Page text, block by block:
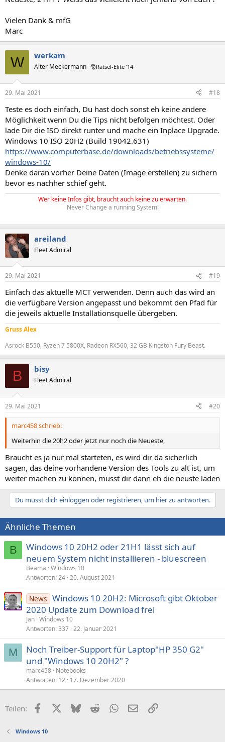
Vielen Dank & mfG
Marc
W werkam
Alter Meckermann 🎅Rätsel-Elite ’14
29. Mai 2021 #18
Teste es doch einfach, Du hast doch sonst eh keine andere
Möglichkeit wenn Du die Tips nicht befolgen möchtest. Oder
lade Dir die ISO direkt runter und mache ein Inplace Upgrade.
Windows 10 ISO 20H2 (Build 19042.631)
https://www.computerbase.de/downloads/betriebssysteme/
windows-10/
Denke daran vorher Deine Daten (Image erstellen) zu sichern
bevor es nachher schief geht.
Wer keine Infos gibt, braucht auch keine zu erwarten.
Never Change a running System!
areiland
Fleet Admiral
29. Mai 2021 #19
Einfach das aktuelle MCT verwenden. Denn auch das wird an
die verfügbare Version angepasst und bekommt den Pfad für
die jeweils aktuelle Installationsquelle übergeben.
Gruss Alex
Asrock B550, Ryzen 7 5800X, Radeon RX560, 32 GB Kingston Fury Beast.
B bisy
Fleet Admiral
29. Mai 2021 #20
marc458 schrieb:
Weiterhin die 20h2 oder jetzt nur noch die Neueste,
Braucht es ja nur mal starteten, es wird dir da sicherlich
sagen, das deine vorhandene Version des Tools zu alt ist, um
weiter machen zu können, musst dir dann eh die neuste laden
Du musst dich einloggen oder registrieren, um hier zu antworten.
Ähnliche Themen
B
Windows 10 20H2 oder 21H1 lässt sich auf
neuem System nicht installieren - bluescreen
Beama Windows 10
Antworten 24 20. August 2021
News Windows 10 20H2: Microsoft gibt Oktober
2020 Update zum Download frei
Jan Windows 10
Antworten 337 22. Januar 2021
M
Noch Treiber-Support für Laptop"HP 350 G2"
und "Windows 10 20H2" ?
marc458 Notebooks
Antworten 12 17. Dezember 2020
Teilen: FacebookX (Twitter)
BlueskyRedditWhatsApp
E-MailLink
Windows 10